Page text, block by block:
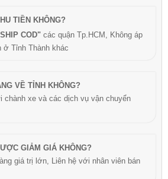
TIỀN KHÔNG?
COD" các quận Tp.HCM, Không áp
ở Tỉnh Thành khác
VỀ TỈNH KHÔNG?
chành xe và các dịch vụ vận chuyển
GIẢM GIÁ KHÔNG?
giá trị lớn, Liên hệ với nhân viên bán